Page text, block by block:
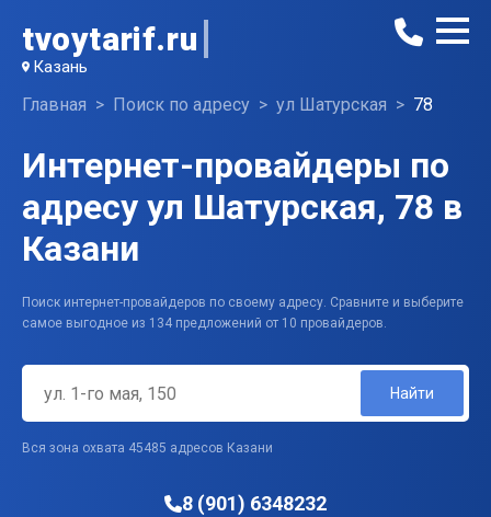
tvoytarif.ru
Казань
Главная Поиск по адресу ул Шатурская 78
Интернет-провайдеры по
адресу ул Шатурская, 78 в
Казани
Поиск интернет-провайдеров по своему адресу. Сравните и выберите
самое выгодное из 134 предложений от 10 провайдеров.
Найти
Вся зона охвата 45485 адресов Казани
8 (901) 6348232